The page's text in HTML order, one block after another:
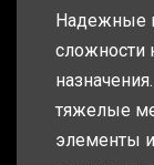
Надежные
сложности
тяжелые
элементы